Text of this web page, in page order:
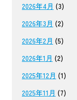
2026年4月 (3)
2026年3月 (2)
2026年2月 (5)
2026年1月 (2)
2025年12月 (1)
2025年11月 (7)